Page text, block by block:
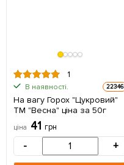
1
В наявності. 22346
На вагу Горох "Цукровий"
ТМ "Весна" ціна за 50г
ціна 41 грн
- +